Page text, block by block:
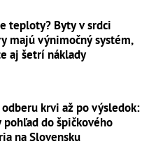
teploty? Byty v srdci
majú výnimočný systém,
aj šetrí náklady
odberu krvi až po výsledok:
pohľad do špičkového
na Slovensku